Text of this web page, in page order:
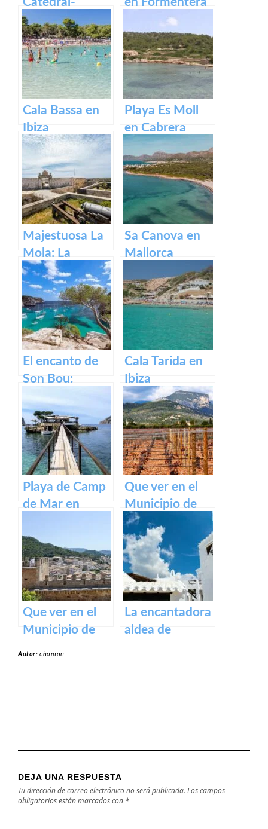
Basílica de
Santa María en
Mallorca.
Cala Bassa en
Ibiza
Playa Es Moll
en Cabrera
Majestuosa La
Mola: La
Fortaleza de
Menorca
Sa Canova en
Mallorca
El encanto de
Son Bou:
belleza de
Menorca
Cala Tarida en
Ibiza
Playa de Camp
de Mar en
Que ver en el
Municipio de
Binissalem en
Baleares
Que ver en el
Municipio de
La encantadora
aldea de
Autor:chomon
DEJA UNA RESPUESTA
Tu dirección de correo electrónico no será publicada. Los campos
obligatorios están marcados con *